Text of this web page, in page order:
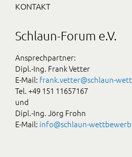
KONTAKT
Schlaun-Forum e.V.
Ansprechpartner:
Dipl.-Ing. Frank Vetter
E-Mail: frank.vetter@schlaun-
Tel. +49 151 11657167
und
Dipl.-Ing. Jörg Frohn
E-Mail: info@schlaun-